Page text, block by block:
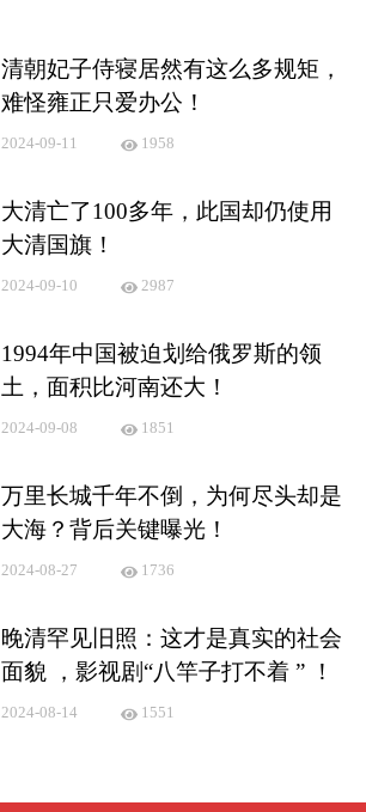
清朝妃子侍寝居然有这么多规矩，
难怪雍正只爱办公！
2024-09-11 1958
大清亡了100多年，此国却仍使用
大清国旗！
2024-09-10 2987
1994年中国被迫划给俄罗斯的领
土，面积比河南还大！
2024-09-08 1851
万里长城千年不倒，为何尽头却是
大海？背后关键曝光！
2024-08-27 1736
晚清罕见旧照：这才是真实的社会
面貌 ，影视剧“八竿子打不着 ” ！
2024-08-14 1551